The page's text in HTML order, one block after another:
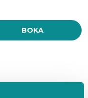
BOKA